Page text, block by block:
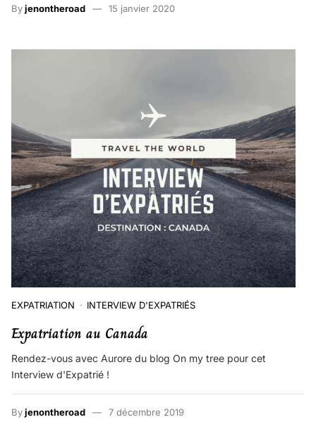
Byjenontheroad 15 janvier 2020
EXPATRIATION INTERVIEW D'EXPATRIÉS
Expatriation au Canada
Rendez-vous avec Aurore du blog On my tree pour cet
Interview d'Expatrié !
Byjenontheroad 7 décembre 2019